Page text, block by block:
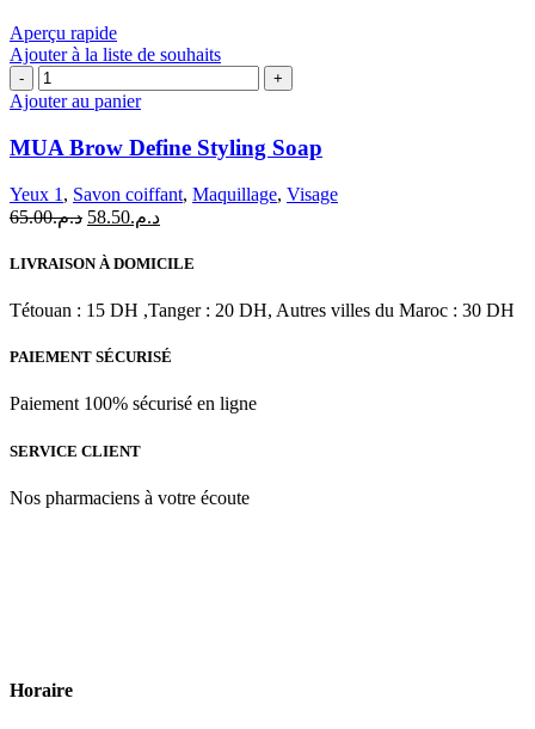
Aperçu rapide
Ajouter à la liste de souhaits
quantité
de
Brow
Define
Soap
Ajouter au panier
MUA Brow Define Styling Soap
Yeux 1 , Savon coiffant, Maquillage, Visage
د.م.65.00
Le
initial
د.م.65.00.
د.م.58.50
Le
actuel
د.م.58.50.
LIVRAISON À DOMICILE
Tétouan : 15 DH ,Tanger : 20 DH, Autres villes du Maroc : 30 DH
PAIEMENT SÉCURISÉ
Paiement 100% sécurisé en ligne
SERVICE CLIENT
Nos pharmaciens à votre écoute
Horaire